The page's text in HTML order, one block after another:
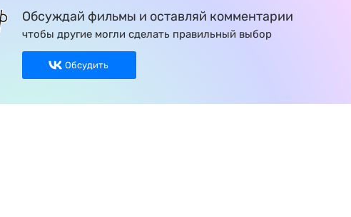
Обсуждай фильмы и оставляй комментарии
чтобы другие могли сделать правильный выбор
Обсудить